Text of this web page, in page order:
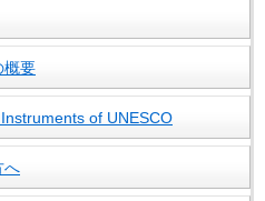
概要
of UNESCO
へ